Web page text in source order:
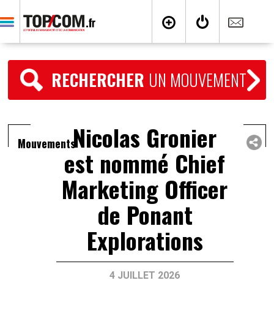
RECHERCHER UN MOUVEMENT
MouvementsNicolas Gronier
est nommé Chief
Marketing Officer
de Ponant
Explorations
4 JUILLET 2026